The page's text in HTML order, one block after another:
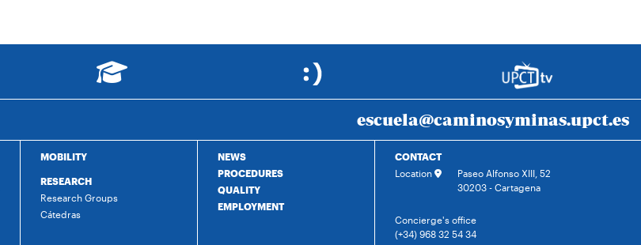
escuela@caminosyminas.upct.es
MOBILITY
RESEARCH
Research Groups
Cátedras
NEWS
PROCEDURES
QUALITY
EMPLOYMENT
CONTACT
Location
Paseo Alfonso XIII, 52
30203 - Cartagena
Concierge's office
(+34) 968 32 54 34